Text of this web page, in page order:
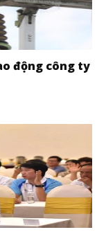
động công ty